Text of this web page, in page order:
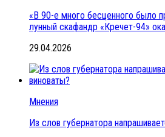
«В 90-е много бесценного было
лунный скафандр «Кречет-94»
29.04.2026
Мнения
Из слов губернатора